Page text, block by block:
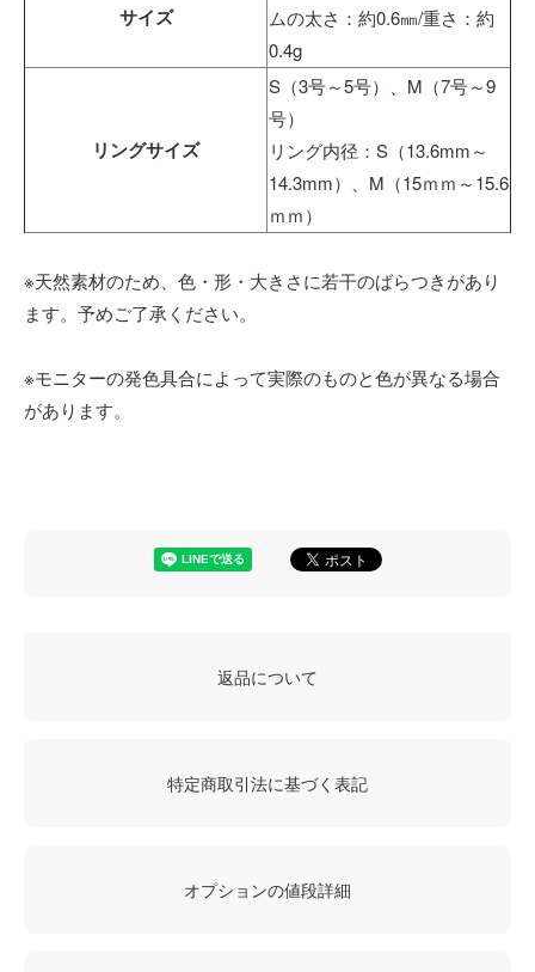
サイズ
ムの太さ：約0.6㎜/重さ：約
0.4g
リングサイズ
S（3号～5号）、M（7号～9
号）
リング内径：S（13.6mm～
14.3mm）、M（15ｍｍ～15.6
ｍｍ）
※天然素材のため、色・形・大きさに若干のばらつきがあり
ます。予めご了承ください。
※モニターの発色具合によって実際のものと色が異なる場合
があります。
返品について
特定商取引法に基づく表記
オプションの値段詳細